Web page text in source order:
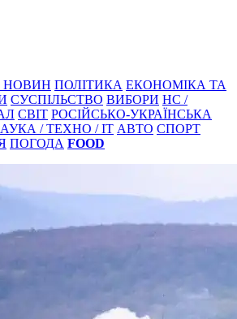
НОВИН ПОЛІТИКА ЕКОНОМІКА ТА
СУСПІЛЬСТВО ВИБОРИ НС /
СВІТ РОСІЙСЬКО-УКРАЇНСЬКА
/ ТЕХНО / IT АВТО СПОРТ
ПОГОДА FOOD